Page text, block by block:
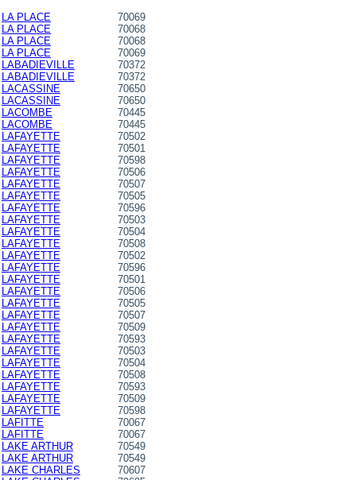
LA PLACE
70069
LA PLACE
70068
LA PLACE
70068
LA PLACE
70069
LABADIEVILLE
70372
LABADIEVILLE
70372
LACASSINE
70650
LACASSINE
70650
LACOMBE
70445
LACOMBE
70445
LAFAYETTE
70502
LAFAYETTE
70501
LAFAYETTE
70598
LAFAYETTE
70506
LAFAYETTE
70507
LAFAYETTE
70505
LAFAYETTE
70596
LAFAYETTE
70503
LAFAYETTE
70504
LAFAYETTE
70508
LAFAYETTE
70502
LAFAYETTE
70596
LAFAYETTE
70501
LAFAYETTE
70506
LAFAYETTE
70505
LAFAYETTE
70507
LAFAYETTE
70509
LAFAYETTE
70593
LAFAYETTE
70503
LAFAYETTE
70504
LAFAYETTE
70508
LAFAYETTE
70593
LAFAYETTE
70509
LAFAYETTE
70598
LAFITTE
70067
LAFITTE
70067
LAKE ARTHUR
70549
LAKE ARTHUR
70549
LAKE CHARLES
70607